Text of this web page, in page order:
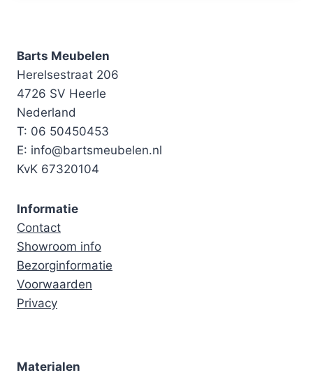
Barts Meubelen
Herelsestraat 206
4726 SV Heerle
Nederland
T: 06 50450453
E: info@bartsmeubelen.nl
KvK 67320104
Informatie
Contact
Showroom info
Bezorginformatie
Voorwaarden
Privacy
Materialen